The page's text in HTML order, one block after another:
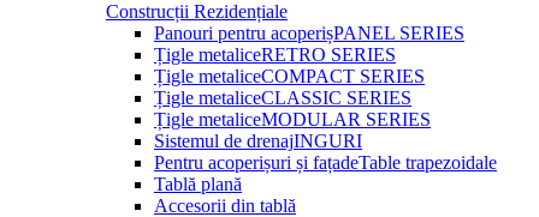
Construcții Rezidențiale
Panouri pentru acoperișPANEL SERIES
Țigle metaliceRETRO SERIES
Țigle metaliceCOMPACT SERIES
Țigle metaliceCLASSIC SERIES
Țigle metaliceMODULAR SERIES
Sistemul de drenajINGURI
Pentru acoperișuri și fațadeTable trapezoidale
Tablă plană
Accesorii din tablă